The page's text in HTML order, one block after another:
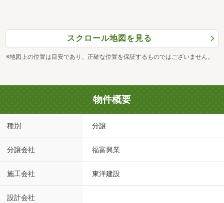
スクロール地図を見る
※地図上の位置は目安であり、正確な位置を保証するものではございません。
物件概要
種別 分譲
分譲会社 福富興業
施工会社 東洋建設
設計会社